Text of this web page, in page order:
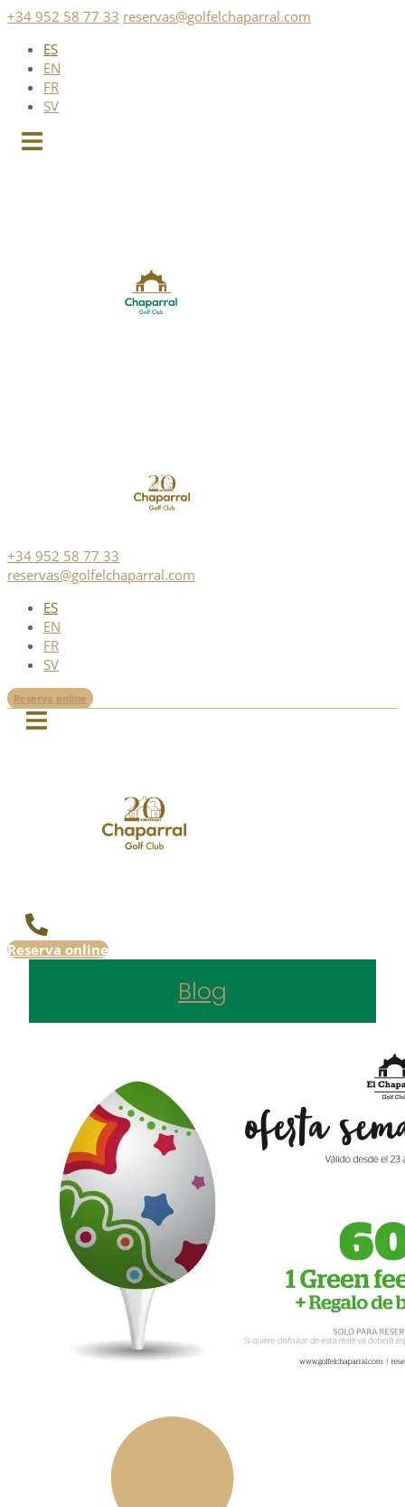
Saltar
contenido
+34 952 58 77 33 reservas@golfelchaparral.com
ES
EN
FR
SV
+34 952 58 77 33
reservas@golfelchaparral.com
ES
EN
FR
SV
Reserva online
Reserva online
Blog